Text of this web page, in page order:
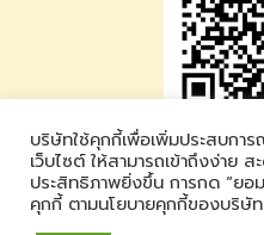
บริษัทใช้คุกกี้เพื่อเพิ่มประสบกา
เว็บไซต์ ให้สามารถเข้าถึงง่าย ส
ประสิทธิภาพยิ่งขึ้น การกด “ยอ
คุกกี้ ตามนโยบายคุกกี้ของบริษัท
LINE ID :